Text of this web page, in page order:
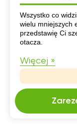
CV
Wszystko co
wielu mniejszych
przedstawię Ci
otacza.
Więcej »